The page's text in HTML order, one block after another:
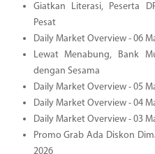
Giatkan Literasi, Peserta
Pesat
Daily Market Overview - 06
Lewat Menabung, Bank
dengan Sesama
Daily Market Overview - 05
Daily Market Overview - 04
Daily Market Overview - 03
Promo Grab Ada Diskon
2026